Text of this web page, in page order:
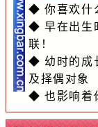
◆ 你喜欢什
◆ 早在出生
联！
◆ 幼时的成
及择偶对象
◆ 也影响着